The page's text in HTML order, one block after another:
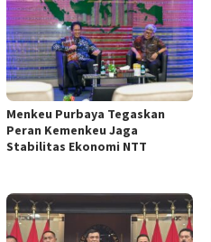
Menkeu Purbaya Tegaskan
Peran Kemenkeu Jaga
Stabilitas Ekonomi NTT